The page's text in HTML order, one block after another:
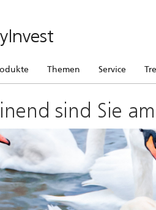
Themen Service
sind Sie